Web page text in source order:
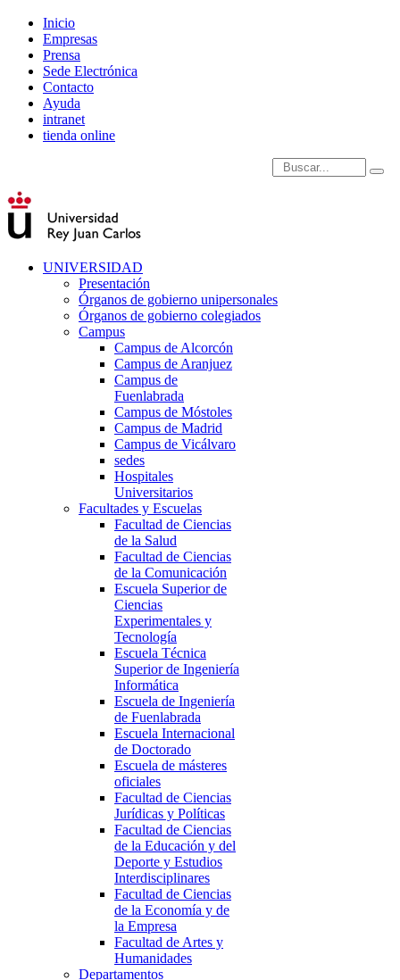
Inicio
Empresas
Prensa
Sede Electrónica
Contacto
Ayuda
intranet
tienda online
Introduce términos de
UNIVERSIDAD
Presentación
Órganos de gobierno unipersonales
Órganos de gobierno colegiados
Campus
Campus de Alcorcón
Campus de Aranjuez
Campus de
Fuenlabrada
Campus de Móstoles
Campus de Madrid
Campus de Vicálvaro
sedes
Hospitales
Universitarios
Facultades y Escuelas
Facultad de Ciencias
de la Salud
Facultad de Ciencias
de la Comunicación
Escuela Superior de
Ciencias
Experimentales y
Tecnología
Escuela Técnica
Superior de Ingeniería
Informática
Escuela de Ingeniería
de Fuenlabrada
Escuela Internacional
de Doctorado
Escuela de másteres
oficiales
Facultad de Ciencias
Jurídicas y Políticas
Facultad de Ciencias
de la Educación y del
Deporte y Estudios
Interdisciplinares
Facultad de Ciencias
de la Economía y de
la Empresa
Facultad de Artes y
Humanidades
Departamentos